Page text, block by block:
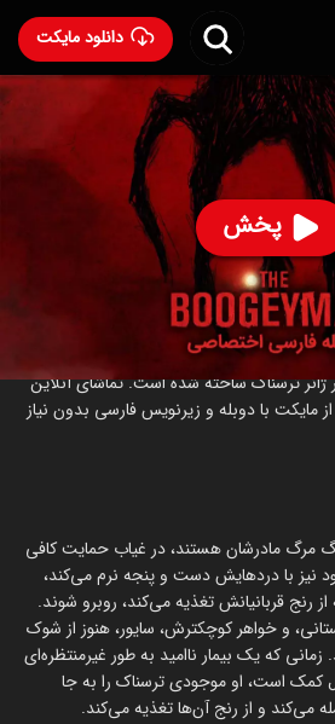
دانلود مایکت
پخش
- The Boogeyman 2023
رده سنی ۱۳+
بوگیمن در سال 2023 در ژانر ترسناک ساخته شده است. تماشای آنلاین
و رایگان The Boogeyman از مایکت با دوبله و زیرنویس فارسی بدون نیاز
مرگ مادرشان هستند، در غیاب حمایت کافی
نیز با دردهایش دست و پنجه نرم می‌کند،
رنج قربانیانش تغذیه می‌کند، روبرو شوند.
و خواهر کوچکترش، سایور، هنوز از شوک
که یک بیمار ناامید به طور غیرمنتظره‌ای
کمک است، او موجودی ترسناک را به جا
می‌کند و از رنج آن‌ها تغذیه می‌کند.